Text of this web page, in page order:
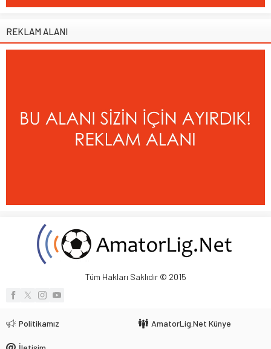
REKLAM ALANI
Tüm Hakları Saklıdır © 2015
Politikamız AmatorLig.Net Künye